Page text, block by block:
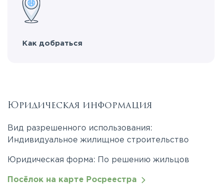
Как добраться
Юридическая информация
Вид разрешенного использования:
Индивидуальное жилищное строительство
Юридическая форма: По решению жильцов
Посёлок на карте Росреестра